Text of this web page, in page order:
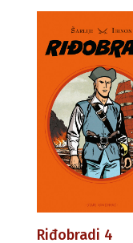
Riđobradi 4